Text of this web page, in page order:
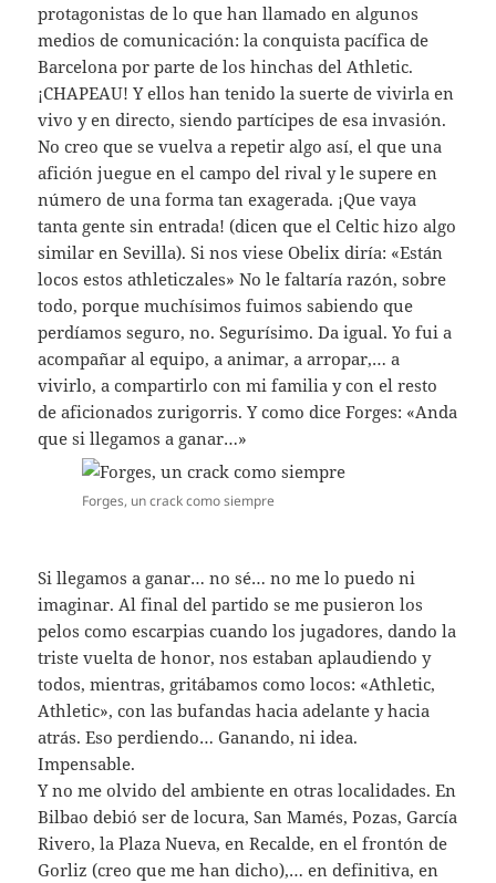
protagonistas de lo que han llamado en algunos
medios de comunicación: la conquista pacífica de
Barcelona por parte de los hinchas del Athletic.
¡CHAPEAU! Y ellos han tenido la suerte de vivirla en
vivo y en directo, siendo partícipes de esa invasión.
No creo que se vuelva a repetir algo así, el que una
afición juegue en el campo del rival y le supere en
número de una forma tan exagerada. ¡Que vaya
tanta gente sin entrada! (dicen que el Celtic hizo algo
similar en Sevilla). Si nos viese Obelix diría: «Están
locos estos athleticzales» No le faltaría razón, sobre
todo, porque muchísimos fuimos sabiendo que
perdíamos seguro, no. Segurísimo. Da igual. Yo fui a
acompañar al equipo, a animar, a arropar,… a
vivirlo, a compartirlo con mi familia y con el resto
de aficionados zurigorris. Y como dice Forges: «Anda
que si llegamos a ganar…»
Forges, un crack como siempre
Si llegamos a ganar… no sé… no me lo puedo ni
imaginar. Al final del partido se me pusieron los
pelos como escarpias cuando los jugadores, dando la
triste vuelta de honor, nos estaban aplaudiendo y
todos, mientras, gritábamos como locos: «Athletic,
Athletic», con las bufandas hacia adelante y hacia
atrás. Eso perdiendo… Ganando, ni idea.
Impensable.
Y no me olvido del ambiente en otras localidades. En
Bilbao debió ser de locura, San Mamés, Pozas, García
Rivero, la Plaza Nueva, en Recalde, en el frontón de
Gorliz (creo que me han dicho),… en definitiva, en